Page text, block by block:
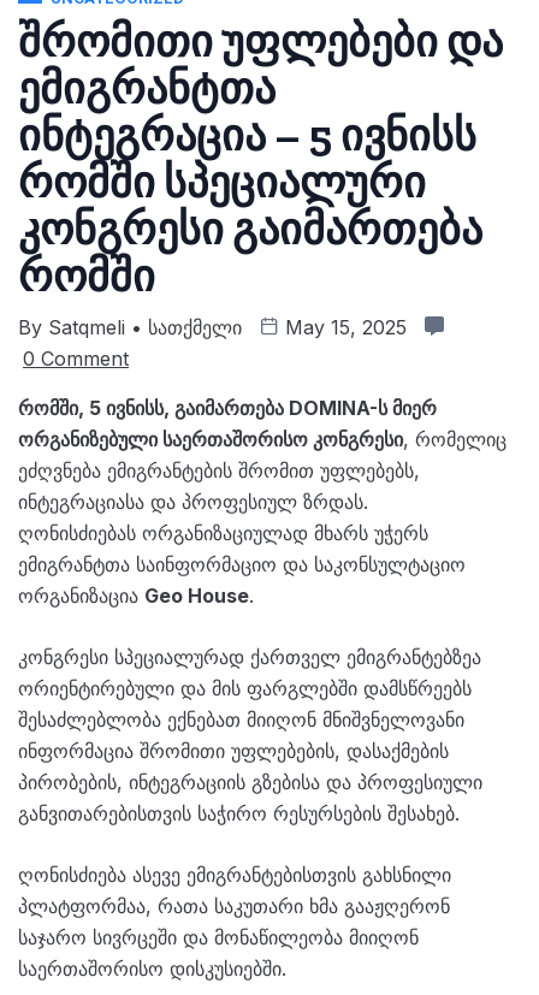
შრომითი უფლებები და
ემიგრანტთა
ინტეგრაცია – 5 ივნისს
რომში სპეციალური
კონგრესი გაიმართება
რომში
By Satqmeli • Სათქმელი
May 15, 2025
0 Comment
რომში, 5 ივნისს, გაიმართება DOMINA-ს მიერ
ორგანიზებული საერთაშორისო კონგრესი, რომელიც
ეძღვნება ემიგრანტების შრომით უფლებებს,
ინტეგრაციასა და პროფესიულ ზრდას.
ღონისძიებას ორგანიზაციულად მხარს უჭერს
ემიგრანტთა საინფორმაციო და საკონსულტაციო
ორგანიზაცია Geo House.
კონგრესი სპეციალურად ქართველ ემიგრანტებზეა
ორიენტირებული და მის ფარგლებში დამსწრეებს
შესაძლებლობა ექნებათ მიიღონ მნიშვნელოვანი
ინფორმაცია შრომითი უფლებების, დასაქმების
პირობების, ინტეგრაციის გზებისა და პროფესიული
განვითარებისთვის საჭირო რესურსების შესახებ.
ღონისძიება ასევე ემიგრანტებისთვის გახსნილი
პლატფორმაა, რათა საკუთარი ხმა გააჟღერონ
საჯარო სივრცეში და მონაწილეობა მიიღონ
საერთაშორისო დისკუსიებში.